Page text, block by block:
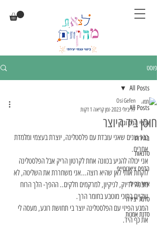
פוסט
All Posts
אנשי הגם וגם
בחירות
סדנאות
הדפס ציאנוטייפ
איור בנייר
סדנת יצירה
סדנת אמנות
All Posts
חוסן ביד היוצר
Osi Gefen
17 ביולי 2023
זמן קריאה 1 דקות
כבר שנים שאני עובדת עם פלסטלינה, יוצרת בעצמי ומלמדת
אחרים.
אני יכולה להגיע בכוונה אחת לקרטון הריק אבל הפלסטלינה
לוקחת אותי לאן שהיא רוצה...אני משחררת את השליטה, לא
מצפה לדיוק, לניקיון, למרקמים חלקים.. ההפך- הלך הרוח
שקיים בתוכי מוטבע בחומר הרך.
המגע הפיזי עם הפלסטלינה יוצר בי תחושת רוגע, מעסה לי
את כף היד.